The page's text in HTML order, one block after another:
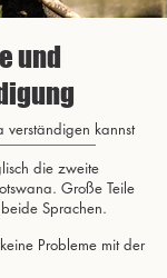
und
kannst
die zweite
Große Teile
Sprachen.
Probleme mit der